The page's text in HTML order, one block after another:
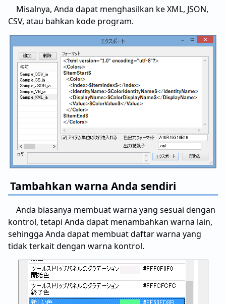
Misalnya, Anda dapat menghasilkan ke XML, JSON,
CSV, atau bahkan kode program.
Tambahkan warna Anda sendiri
Anda biasanya membuat warna yang sesuai dengan
kontrol, tetapi Anda dapat menambahkan warna lain,
sehingga Anda dapat membuat daftar warna yang
tidak terkait dengan warna kontrol.